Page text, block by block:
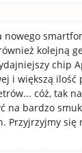
kolejną
chip
i większą
cóż, tak
na bardzo
Przyjrzyjmy